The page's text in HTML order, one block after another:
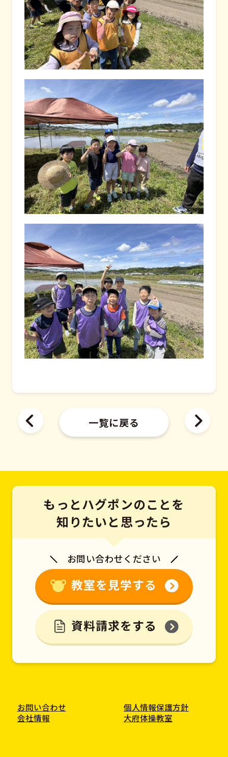
一覧に戻る
もっとハグポンのことを
知りたいと思ったら
お問い合わせください
教室を見学する
資料請求をする
お問い合わせ
個人情報保護方針
会社情報
大府体操教室